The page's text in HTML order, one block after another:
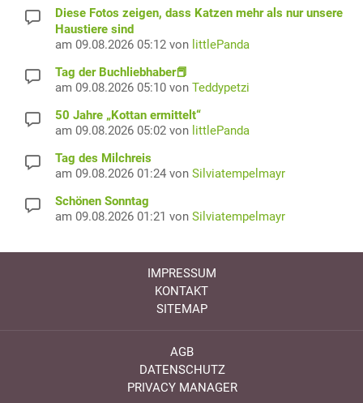
Diese Fotos zeigen, dass Katzen mehr als nur unsere
Haustiere sind
am 09.08.2026 05:12 von littlePanda
Tag der Buchliebhaber📕
am 09.08.2026 05:10 von Teddypetzi
50 Jahre „Kottan ermittelt“
am 09.08.2026 05:02 von littlePanda
Tag des Milchreis
am 09.08.2026 01:24 von Silviatempelmayr
Schönen Sonntag
am 09.08.2026 01:21 von Silviatempelmayr
IMPRESSUM
KONTAKT
SITEMAP
AGB
DATENSCHUTZ
PRIVACY MANAGER